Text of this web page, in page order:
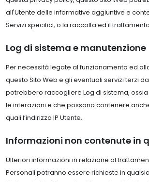
all'Utente delle informative aggiuntive e
Servizi specifici, o la raccolta ed il
Log di sistema e manutenzione
Per necessità legate al funzionamento ed
questo Sito Web e gli eventuali servizi terzi
potrebbero raccogliere Log di sistema,
le interazioni e che possono contenere
quali l’indirizzo IP Utente.
Informazioni non contenute in
Ulteriori informazioni in relazione al
Personali potranno essere richieste in